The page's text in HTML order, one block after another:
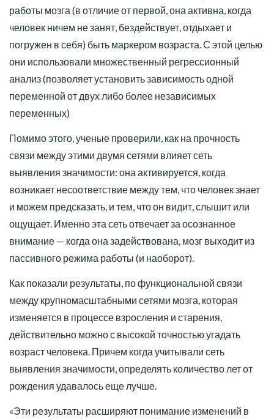
работы мозга (в отличие от первой, она активна, когда
человек ничем не занят, бездействует, отдыхает и
погружен в себя) быть маркером возраста. С этой целью
они использовали множественный регрессионный
анализ (позволяет установить зависимость одной
переменной от двух либо более независимых
переменных)
Помимо этого, ученые проверили, как на прочность
связи между этими двумя сетями влияет сеть
выявления значимости: она активируется, когда
возникает несоответствие между тем, что человек знает
и можем предсказать, и тем, что он видит, слышит или
ощущает. Именно эта сеть отвечает за осознанное
внимание — когда она задействована, мозг выходит из
пассивного режима работы (и наоборот).
Как показали результаты, по функциональной связи
между крупномасштабными сетями мозга, которая
изменяется в процессе взросления и старения,
действительно можно с высокой точностью угадать
возраст человека. Причем когда учитывали сеть
выявления значимости, определять количество лет от
рождения удавалось еще лучше.
«Эти результаты расширяют понимание изменений в